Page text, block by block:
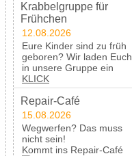
Krabbelgruppe für
Frühchen
12.08.2026
Eure Kinder sind zu früh
geboren? Wir laden Euch
in unsere Gruppe ein
KLICK
Repair-Café
15.08.2026
Wegwerfen? Das muss
nicht sein!
Kommt ins Repair-Café